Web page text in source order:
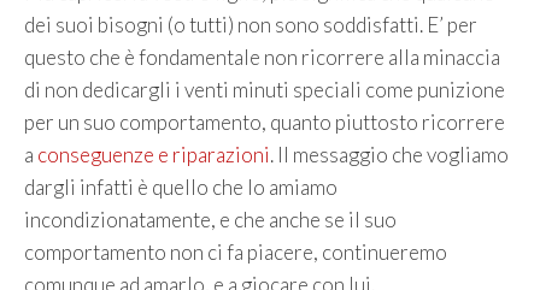
dei suoi bisogni (o tutti) non sono soddisfatti. E’ per
questo che è fondamentale non ricorrere alla minaccia
di non dedicargli i venti minuti speciali come punizione
per un suo comportamento, quanto piuttosto ricorrere
a conseguenze e riparazioni. Il messaggio che vogliamo
dargli infatti è quello che lo amiamo
incondizionatamente, e che anche se il suo
comportamento non ci fa piacere, continueremo
comunque ad amarlo, e a giocare con lui.